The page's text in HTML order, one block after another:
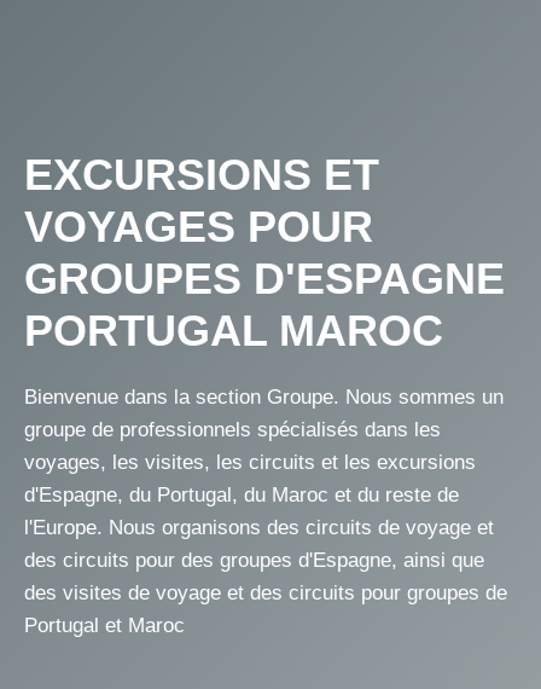
EXCURSIONS ET
VOYAGES POUR
GROUPES D'ESPAGNE
PORTUGAL MAROC
Bienvenue dans la section Groupe. Nous sommes un
groupe de professionnels spécialisés dans les
voyages, les visites, les circuits et les excursions
d'Espagne, du Portugal, du Maroc et du reste de
l'Europe. Nous organisons des circuits de voyage et
des circuits pour des groupes d'Espagne, ainsi que
des visites de voyage et des circuits pour groupes de
Portugal et Maroc